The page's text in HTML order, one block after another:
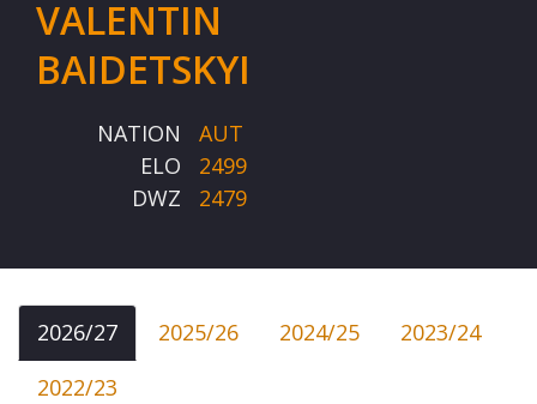
VALENTIN
BAIDETSKYI
NATION
AUT
ELO
2499
DWZ
2479
2026/27 2025/26 2024/25
2023/24
2022/23